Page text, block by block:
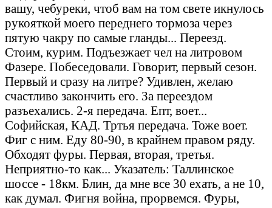
вашу, чебуреки, чтоб вам на том свете икнулось
рукояткой моего переднего тормоза через
пятую чакру по самые гланды... Переезд.
Стоим, курим. Подъезжает чел на литровом
Фазере. Побеседовали. Говорит, первый сезон.
Первый и сразу на литре? Удивлен, желаю
счастливо закончить его. За переездом
разъехались. 2-я передача. Епт, воет...
Софийская, КАД. Тртья передача. Тоже воет.
Фиг с ним. Еду 80-90, в крайнем правом ряду.
Обходят фуры. Первая, вторая, третья.
Неприятно-то как... Указатель: Таллинское
шоссе - 18км. Блин, да мне все 30 ехать, а не 10,
как думал. Фигня война, прорвемся. Фуры,